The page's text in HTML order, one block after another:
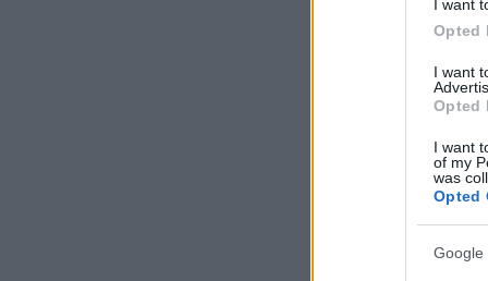
I want
Opted
I want
Opted
I want
of my
was
Opted
Google